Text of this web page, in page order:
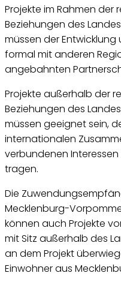
Projekte im Rahmen
Beziehungen des
müssen der
formal mit anderen
angebahnten
Projekte außerhalb der
Beziehungen des
müssen geeignet sein,
internationalen
verbundenen
tragen.
Die
Mecklenburg-
können auch Projekte
mit Sitz außerhalb des
an dem Projekt
Einwohner aus